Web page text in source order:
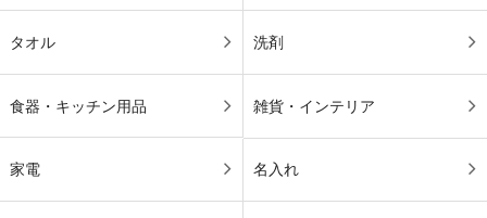
タオル 洗剤
食器・キッチン用品 雑貨・インテリア
家電 名入れ